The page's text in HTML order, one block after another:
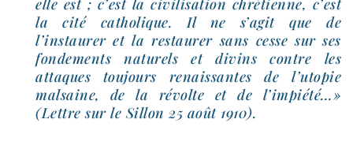
elle est ; c’est la civi­li­sa­tion chré­tienne, c’est
la cité catho­lique. Il ne s’agit que de
l’instaurer et la res­tau­rer sans cesse sur ses
fon­de­ments natu­rels et divins contre les
attaques tou­jours renais­santes de l’utopie
mal­saine, de la révolte et de l’impiété…»
(Lettre sur le Sillon 25 août 1910).